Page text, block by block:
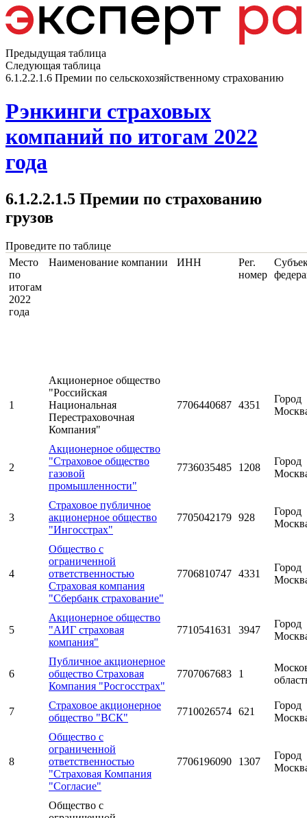
Предыдущая таблица
Следующая таблица
6.1.2.2.1.6 Премии по сельскохозяйственному страхованию
Рэнкинги страховых
компаний по итогам 2022
года
6.1.2.2.1.5 Премии по страхованию
грузов
Проведите по таблице
Место
по
итогам
2022
года
Наименование компании ИНН
Рег.
номер
1
Акционерное общество
"Российская
Национальная
Перестраховочная
Компания"
7706440687 4351
Город
2
Акционерное общество
"Страховое общество
газовой
промышленности"
7736035485 1208
Город
3
Страховое публичное
акционерное общество
"Ингосстрах"
7705042179 928
Город
4
Общество с
ограниченной
ответственностью
Страховая компания
"Сбербанк страхование"
7706810747 4331
Город
5
Акционерное общество
"АИГ страховая
компания"
7710541631 3947
Город
6
Публичное акционерное
общество Страховая
Компания "Росгосстрах"
7707067683 1
7
Страховое акционерное
общество "ВСК"
7710026574 621
Город
8
Общество с
ограниченной
ответственностью
"Страховая Компания
"Согласие"
7706196090 1307
Город
Общество с